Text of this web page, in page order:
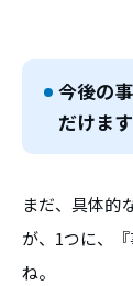
今後の
だけます
まだ、具体的
が、1つに、
ね。